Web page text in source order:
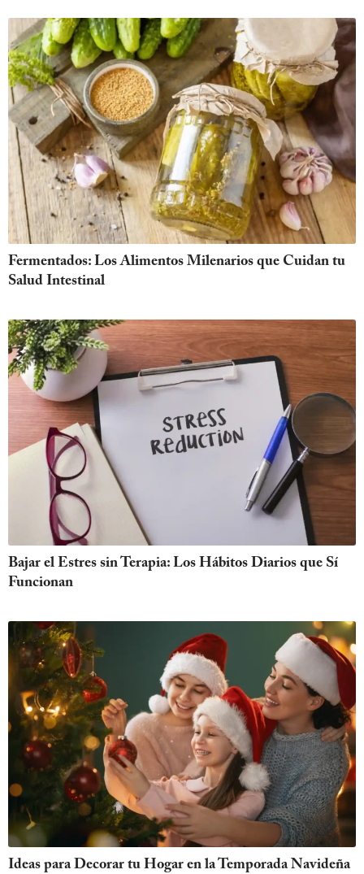
Fermentados: Los Alimentos Milenarios que Cuidan tu
Salud Intestinal
Bajar el Estres sin Terapia: Los Hábitos Diarios que Sí
Funcionan
Ideas para Decorar tu Hogar en la Temporada Navideña